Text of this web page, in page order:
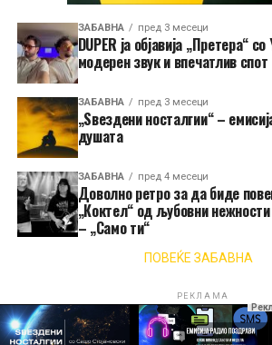
ЗАБАВНА пред 3 месеци
DUPER ја објавија „Претера“
модерен звук и впечатлив спот
ЗАБАВНА пред 3 месеци
„Ѕвездени носталгии“ –
душата
ЗАБАВНА пред 4 месеци
Доволно ретро за да биде
„Коктел“ од љубовни
– „Само ти“
ПОВЕЌЕ ЗАБАВНА
РЕКЛАМА